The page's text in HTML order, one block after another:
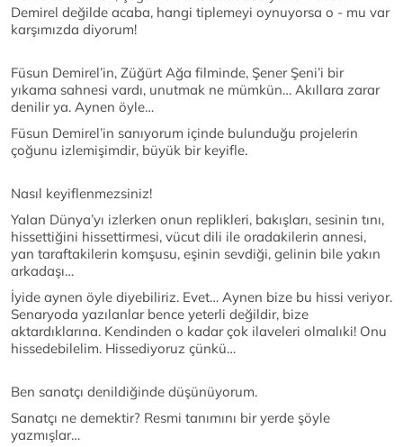
Demirel değilde acaba, hangi tiplemeyi oynuyorsa o - mu var
karşımızda diyorum!
Füsun Demirel’in, Züğürt Ağa filminde, Şener Şeni’i bir
yıkama sahnesi vardı, unutmak ne mümkün… Akıllara zarar
denilir ya. Aynen öyle…
Füsun Demirel’in sanıyorum içinde bulunduğu projelerin
çoğunu izlemişimdir, büyük bir keyifle.
Nasıl keyiflenmezsiniz!
Yalan Dünya’yı izlerken onun replikleri, bakışları, sesinin tını,
hissettiğini hissettirmesi, vücut dili ile oradakilerin annesi,
yan taraftakilerin komşusu, eşinin sevdiği, gelinin bile yakın
arkadaşı…
İyide aynen öyle diyebiliriz. Evet… Aynen bize bu hissi veriyor.
Senaryoda yazılanlar bence yeterli değildir, bize
aktardıklarına. Kendinden o kadar çok ilaveleri olmalıki! Onu
hissedebilelim. Hissediyoruz çünkü…
Ben sanatçı denildiğinde düşünüyorum.
Sanatçı ne demektir? Resmi tanımını bir yerde şöyle
yazmışlar…